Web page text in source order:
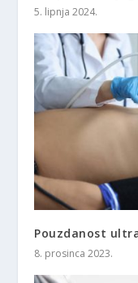
5. lipnja 2024.
Pouzdanost
8. prosinca 2023.